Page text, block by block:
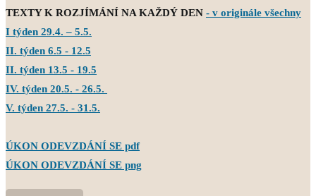
TEXTY K ROZJÍMÁNÍ NA KAŽDÝ DEN - v originále všechny
I týden 29.4. – 5.5.
II. týden 6.5 - 12.5
II. týden 13.5 - 19.5
IV. týden 20.5. - 26.5.
V. týden 27.5. - 31.5.
ÚKON ODEVZDÁNÍ SE pdf
ÚKON ODEVZDÁNÍ SE png